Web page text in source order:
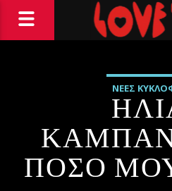
ΝΕΕΣ
ΠΟΣΟ